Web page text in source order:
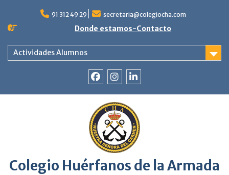
contenido
91 312 49 29 secretaria@colegiocha.com
Donde estamos-Contacto
Actividades Alumnos
Colegio Huérfanos de la Armada